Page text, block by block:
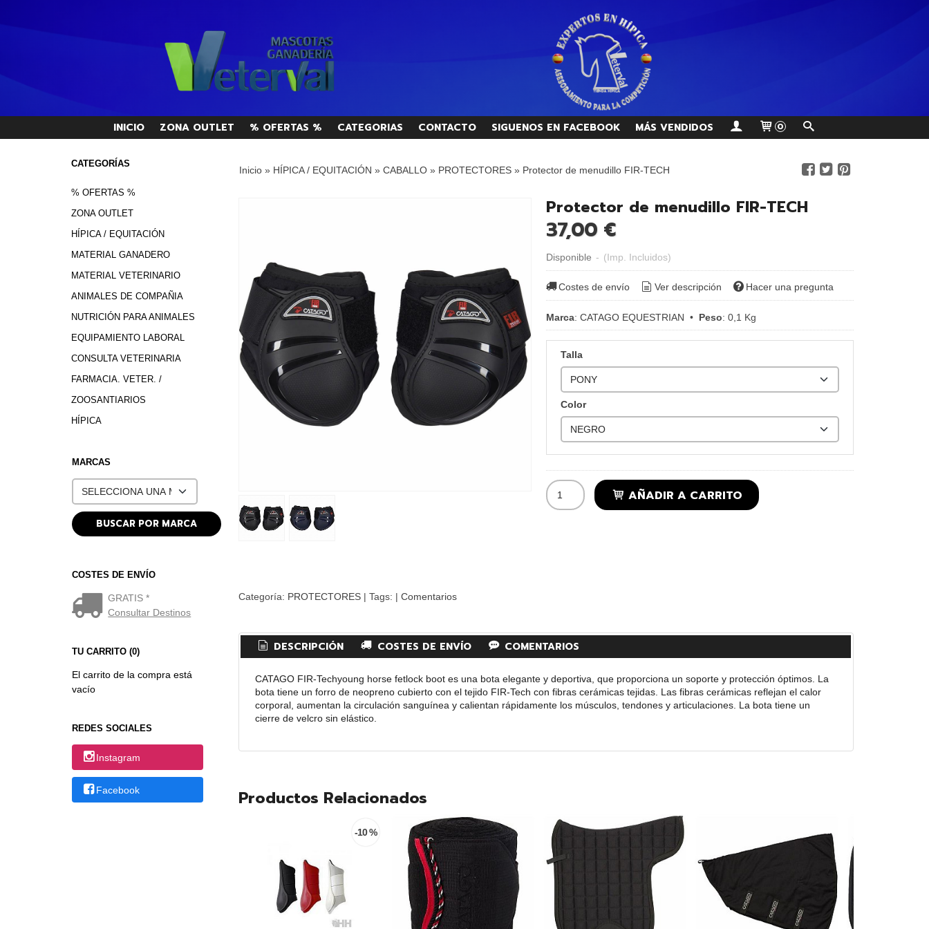
INICIO ZONA OUTLET % OFERTAS % CATEGORIAS CONTACTO SIGUENOS EN FACEBOOK MÁS VENDIDOS 0
CATEGORÍAS
% OFERTAS %
ZONA OUTLET
HÍPICA / EQUITACIÓN
MATERIAL GANADERO
MATERIAL VETERINARIO
ANIMALES DE COMPAÑIA
NUTRICIÓN PARA ANIMALES
EQUIPAMIENTO LABORAL
CONSULTA VETERINARIA
FARMACIA. VETER. /
ZOOSANTIARIOS
HÍPICA
MARCAS
COSTES DE ENVÍO
GRATIS *
Consultar Destinos
TU CARRITO (0)
El carrito de la compra está
vacío
REDES SOCIALES
Instagram
Facebook
Inicio» HÍPICA / EQUITACIÓN » CABALLO» PROTECTORES » Protector de menudillo FIR-TECH
Protector de menudillo FIR-TECH
37,00 €
Disponible - (Imp. Incluidos)
Costes de envío Ver descripción Hacer una pregunta
Marca: CATAGO EQUESTRIAN • Peso: 0,1 Kg
Talla
Color
AÑADIR A CARRITO
Categoría: PROTECTORES | Tags: | Comentarios
DESCRIPCIÓN COSTES DE ENVÍO COMENTARIOS
CATAGO FIR-Techyoung horse fetlock boot es una bota elegante y deportiva, que proporciona un soporte y protección óptimos. La
bota tiene un forro de neopreno cubierto con el tejido FIR-Tech con fibras cerámicas tejidas. Las fibras cerámicas reflejan el calor
corporal, aumentan la circulación sanguínea y calientan rápidamente los músculos, tendones y articulaciones. La bota tiene un
cierre de velcro sin elástico.
Productos Relacionados
-10 %